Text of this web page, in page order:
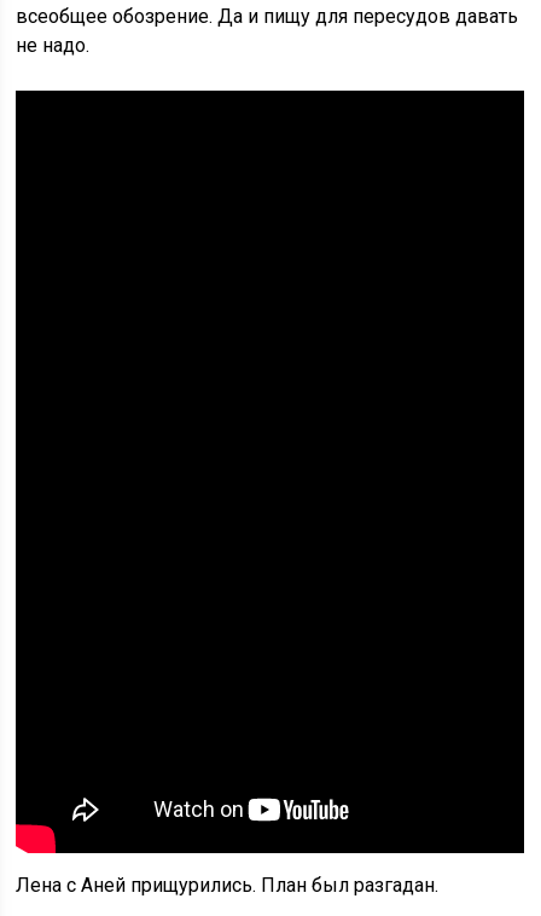
всеобщее обозрение. Да и пищу для пересудов давать
не надо.
Лена с Аней прищурились. План был разгадан.